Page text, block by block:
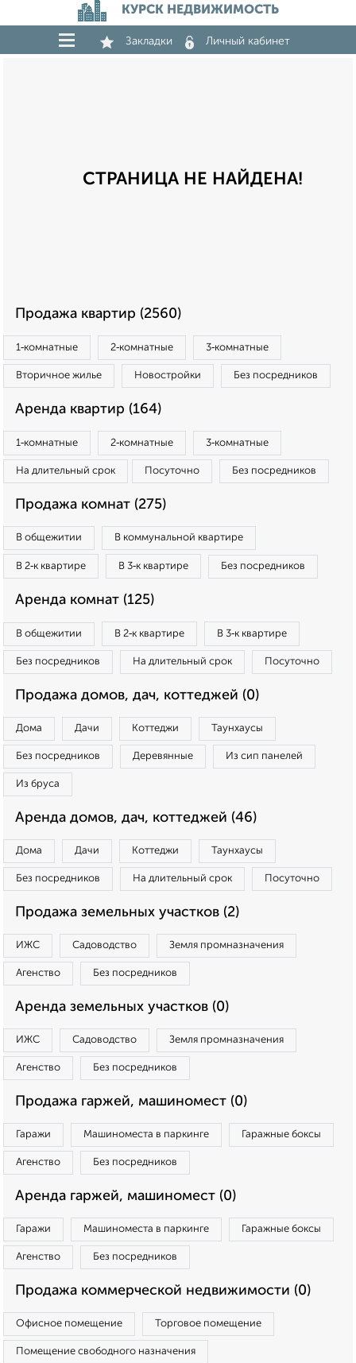
КУРСК НЕДВИЖИМОСТЬ
Закладки Личный кабинет
СТРАНИЦА НЕ НАЙДЕНА!
Продажа квартир (2560)
1‑комнатные 2‑комнатные 3‑комнатные
Вторичное жилье Новостройки Без посредников
Аренда квартир (164)
1‑комнатные 2‑комнатные 3‑комнатные
На длительный срок Посуточно Без посредников
Продажа комнат (275)
В общежитии В коммунальной квартире
В 2‑к квартире В 3‑к квартире Без посредников
Аренда комнат (125)
В общежитии В 2‑к квартире В 3‑к квартире
Без посредников На длительный срок Посуточно
Продажа домов, дач, коттеджей (0)
Дома Дачи Коттеджи Таунхаусы
Без посредников Деревянные Из сип панелей
Из бруса
Аренда домов, дач, коттеджей (46)
Дома Дачи Коттеджи Таунхаусы
Без посредников На длительный срок Посуточно
Продажа земельных участков (2)
ИЖС Садоводство Земля промназначения
Агенство Без посредников
Аренда земельных участков (0)
ИЖС Садоводство Земля промназначения
Агенство Без посредников
Продажа гаржей, машиномест (0)
Гаражи Машиноместа в паркинге Гаражные боксы
Агенство Без посредников
Аренда гаржей, машиномест (0)
Гаражи Машиноместа в паркинге Гаражные боксы
Агенство Без посредников
Продажа коммерческой недвижимости (0)
Офисное помещение Торговое помещение
Помещение свободного назначения